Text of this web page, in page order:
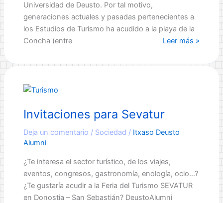
Universidad de Deusto. Por tal motivo,
generaciones actuales y pasadas pertenecientes a
los Estudios de Turismo ha acudido a la playa de la
Concha (entre
Comienzan
actos
de
Turismo
Leer más »
Invitaciones para Sevatur
Deja un comentario / Sociedad / Itxaso Deusto
Alumni
¿Te interesa el sector turístico, de los viajes,
eventos, congresos, gastronomía, enología, ocio…?
¿Te gustaría acudir a la Feria del Turismo SEVATUR
en Donostia – San Sebastián? DeustoAlumni